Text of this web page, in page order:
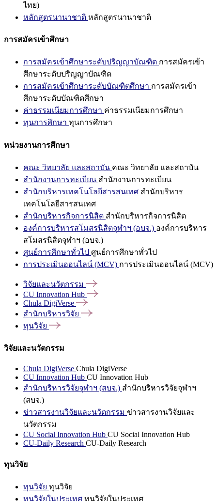
ไทย)
หลักสูตรนานาชาติ หลักสูตรนานาชาติ
การสมัครเข้าศึกษา
การสมัครเข้าศึกษาระดับปริญญาบัณฑิต การสมัครเข้า
ศึกษาระดับปริญญาบัณฑิต
การสมัครเข้าศึกษาระดับบัณฑิตศึกษา การสมัครเข้า
ศึกษาระดับบัณฑิตศึกษา
ค่าธรรมเนียมการศึกษา ค่าธรรมเนียมการศึกษา
ทุนการศึกษา ทุนการศึกษา
หน่วยงานการศึกษา
คณะ วิทยาลัย และสถาบัน คณะ วิทยาลัย และสถาบัน
สำนักงานการทะเบียน สำนักงานการทะเบียน
สำนักบริหารเทคโนโลยีสารสนเทศ สำนักบริหาร
เทคโนโลยีสารสนเทศ
สำนักบริหารกิจการนิสิต สำนักบริหารกิจการนิสิต
องค์การบริหารสโมสรนิสิตจุฬาฯ (อบจ.) องค์การบริหาร
สโมสรนิสิตจุฬาฯ (อบจ.)
ศูนย์การศึกษาทั่วไป ศูนย์การศึกษาทั่วไป
การประเมินออนไลน์ (MCV) การประเมินออนไลน์ (MCV)
วิจัยและนวัตกรรม
CU Innovation Hub
Chula DigiVerse
สำนักบริหารวิจัย
ทุนวิจัย
วิจัยและนวัตกรรม
Chula DigiVerse Chula DigiVerse
CU Innovation Hub CU Innovation Hub
สำนักบริหารวิจัยจุฬาฯ (สบจ.) สำนักบริหารวิจัยจุฬาฯ
(สบจ.)
ข่าวสารงานวิจัยและนวัตกรรม ข่าวสารงานวิจัยและ
นวัตกรรม
CU Social Innovation Hub CU Social Innovation Hub
CU-Daily Research CU-Daily Research
ทุนวิจัย
ทุนวิจัย ทุนวิจัย
ทุนวิจัยในประเทศ ทุนวิจัยในประเทศ